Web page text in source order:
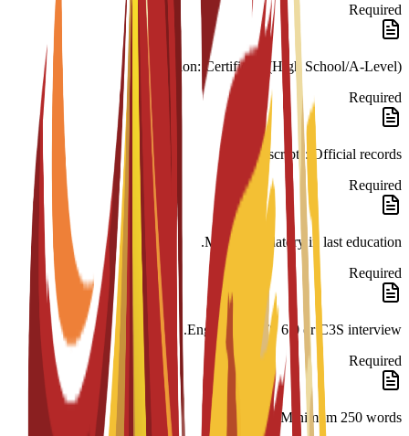
Required
Education: Certificate (High School/A-Level).
Required
Transcripts: Official records.
Required
Math: Mandatory in last education.
Required
English: IELTS 6.0 or C3S interview.
Required
SOP: Minimum 250 words.